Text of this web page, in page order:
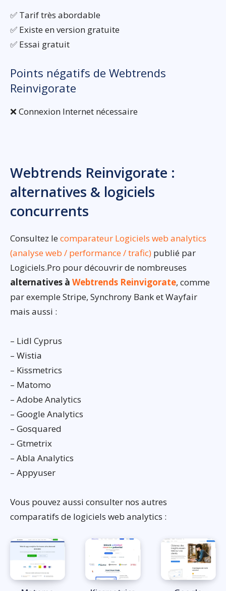
✅ Tarif très abordable
✅ Existe en version gratuite
✅ Essai gratuit
Points négatifs de Webtrends
Reinvigorate
❌ Connexion Internet nécessaire
Webtrends Reinvigorate :
alternatives & logiciels
concurrents
Consultez lecomparateur Logiciels web analytics
(analyse web / performance / trafic) publié par
Logiciels.Pro pour découvrir de nombreuses
alternatives à Webtrends Reinvigorate, comme
par exemple Stripe, Synchrony Bank et Wayfair
mais aussi :
– Lidl Cyprus
– Wistia
– Kissmetrics
– Matomo
– Adobe Analytics
– Google Analytics
– Gosquared
– Gtmetrix
– Abla Analytics
– Appyuser
Vous pouvez aussi consulter nos autres
comparatifs de logiciels web analytics :